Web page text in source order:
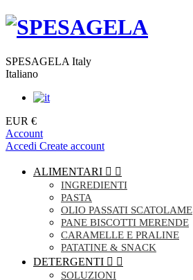
SPESAGELA Italy
Italiano
EUR €
Account
Accedi Create account
ALIMENTARI  
INGREDIENTI
PASTA
OLIO PASSATI SCATOLAME
PANE BISCOTTI MERENDE
CARAMELLE E PRALINE
PATATINE & SNACK
DETERGENTI  
SOLUZIONI